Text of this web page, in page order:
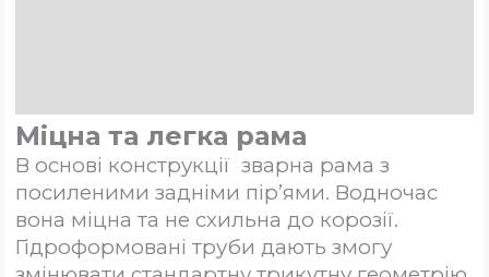
Міцна та легка рама
В основі конструкції зварна рама з
посиленими задніми пір’ями. Водночас
вона міцна та не схильна до корозії.
Гідроформовані труби дають змогу